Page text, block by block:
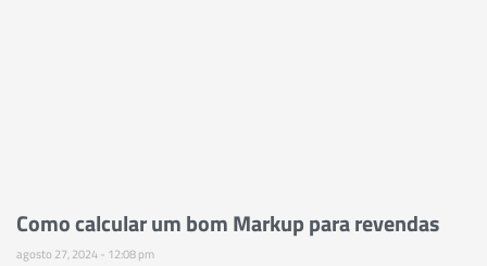
Como calcular um bom Markup para revendas
agosto 27, 2024 12:08 pm